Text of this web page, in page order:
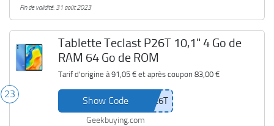
Fin de validité: 31 août 2023
23
Tablette Teclast P26T 10,1" 4 Go de
RAM 64 Go de ROM
Tarif d'origine à91,05 €et après coupon 83,00 €
Show Code
Geekbuying.com